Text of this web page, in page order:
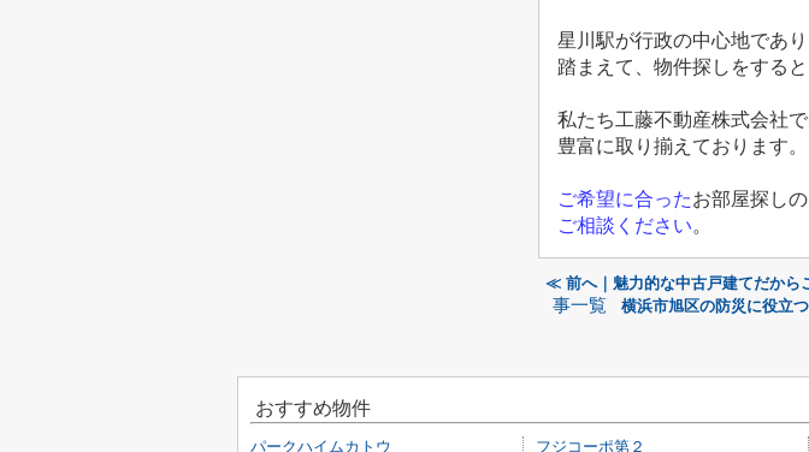
星川駅が行政の中心地であ
踏まえて、物件探しをすると
私たち工藤不動産株式会社で
豊富に取り揃えております。
ご希望に合ったお部屋探し
ご相談 ください。
≪ 前へ｜魅力的な中古戸建てだから
事一覧
横浜市旭区の防災に役立
おすすめ物件
パークハイムカトウ フジコーポ第２